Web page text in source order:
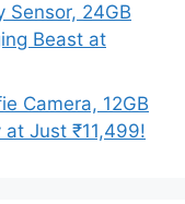
Sensor, 24GB
Beast at
Camera, 12GB
at Just ₹11,499!